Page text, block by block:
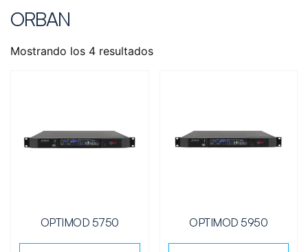
ORBAN
Mostrando los 4 resultados
OPTIMOD 5750 OPTIMOD 5950